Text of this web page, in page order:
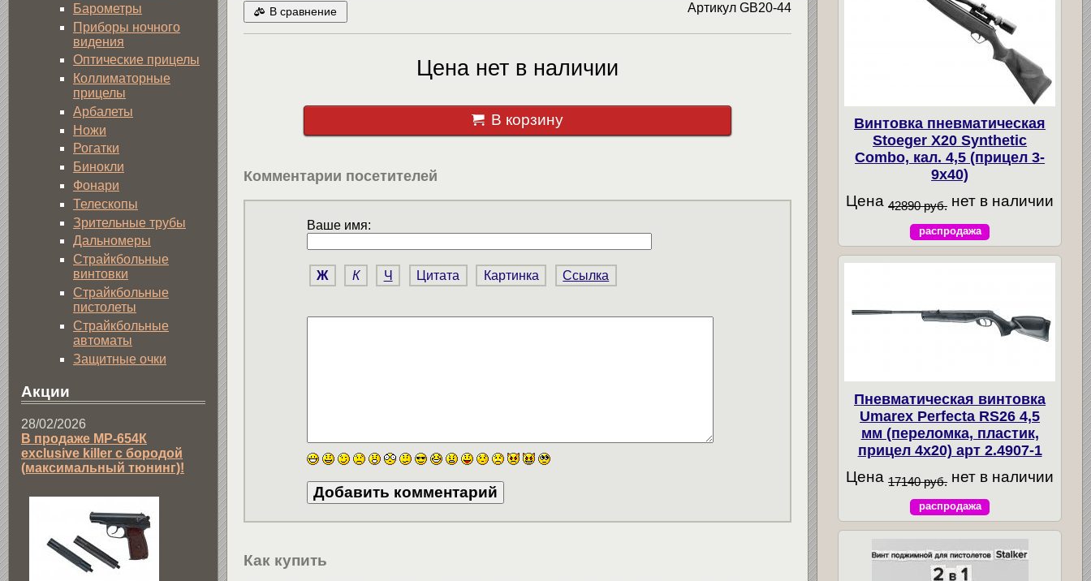
В сравнение АртикулGB20-44
Цена нет в наличии
В корзину
Комментарии посетителей
Ваше имя:
Ж К Ч Цитата Картинка Ссылка
Как купить
Барометры
Приборы ночного
видения
Оптические прицелы
Коллиматорные
прицелы
Арбалеты
Ножи
Рогатки
Бинокли
Фонари
Телескопы
Зрительные трубы
Дальномеры
Страйкбольные
винтовки
Страйкбольные
пистолеты
Страйкбольные
автоматы
Защитные очки
Акции
28/02/2026
В продаже МР-654К
exclusive killer с бородой
(максимальный тюнинг)!
Винтовка пневматическая
Stoeger X20 Synthetic
Combo, кал. 4,5 (прицел 3-
9х40)
Цена 42890 руб. нет в наличии
распродажа
Пневматическая винтовка
Umarex Perfecta RS26 4,5
мм (переломка, пластик,
прицел 4x20) арт 2.4907-1
Цена 17140 руб. нет в наличии
распродажа